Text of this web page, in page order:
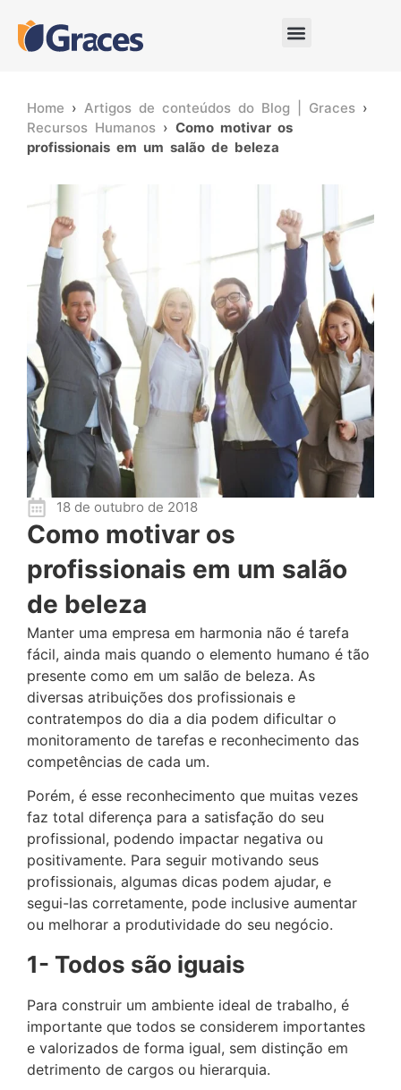
Home › Artigos de conteúdos do Blog | Graces ›
Recursos Humanos › Como motivar os
profissionais em um salão de beleza
18 de outubro de 2018
Como motivar os
profissionais em um salão
de beleza
Manter uma empresa em harmonia não é tarefa
fácil, ainda mais quando o elemento humano é tão
presente como em um salão de beleza. As
diversas atribuições dos profissionais e
contratempos do dia a dia podem dificultar o
monitoramento de tarefas e reconhecimento das
competências de cada um.
Porém, é esse reconhecimento que muitas vezes
faz total diferença para a satisfação do seu
profissional, podendo impactar negativa ou
positivamente. Para seguir motivando seus
profissionais, algumas dicas podem ajudar, e
segui-las corretamente, pode inclusive aumentar
ou melhorar a produtividade do seu negócio.
1- Todos são iguais
Para construir um ambiente ideal de trabalho, é
importante que todos se considerem importantes
e valorizados de forma igual, sem distinção em
detrimento de cargos ou hierarquia.